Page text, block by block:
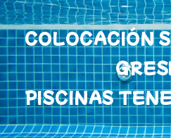
COLOCACIÓN
PISCINAS